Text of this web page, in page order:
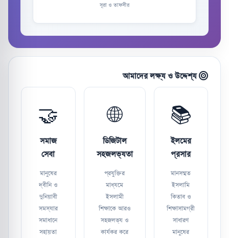
সূরা ও তাফসীর
আমাদের লক্ষ্য ও উদ্দেশ্য
📚
ইলমের
প্রসার
মানসম্মত
ইসলামি
কিতাব ও
শিক্ষাসামগ্রী
সাধারণ
মানুষের
🌐
ডিজিটাল
সহজলভ্যতা
প্রযুক্তির
মাধ্যমে
ইসলামী
শিক্ষাকে আরও
সহজলভ্য ও
কার্যকর করে
🤝
সমাজ
সেবা
মানুষের
দ্বীনি ও
দুনিয়াবী
সমস্যার
সমাধানে
সহায়তা